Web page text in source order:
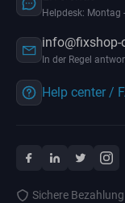
Helpdesk: Montag
info@fixshop-
In der Regel
Help center /
Sichere